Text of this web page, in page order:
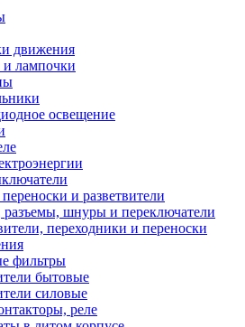
движения
лампочки
освещение
и разветвители
шнуры и переключатели
переходники и переноски
фильтры
бытовые
силовые
реле